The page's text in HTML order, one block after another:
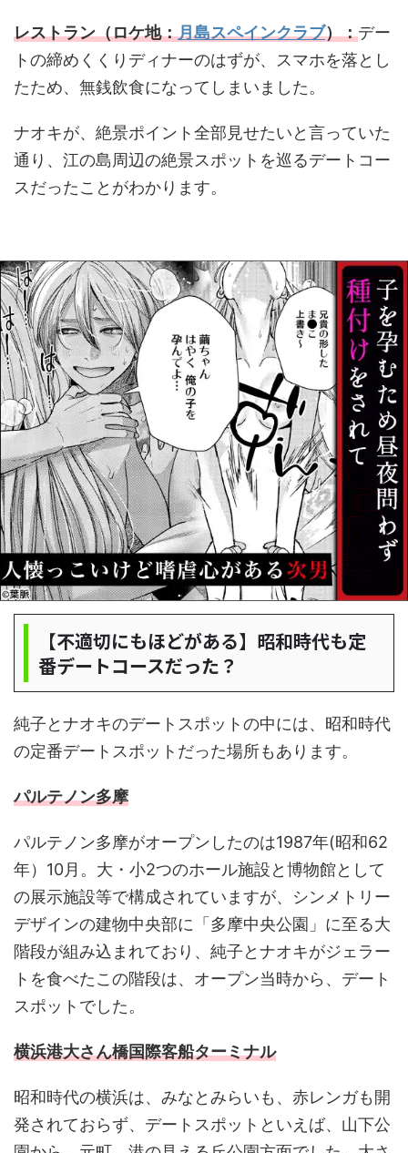
レストラン（ロケ地：月島スペインクラブ）：デー
トの締めくくりディナーのはずが、スマホを落とし
たため、無銭飲食になってしまいました。
ナオキが、絶景ポイント全部見せたいと言っていた
通り、江の島周辺の絶景スポットを巡るデートコー
スだったことがわかります。
【不適切にもほどがある】昭和時代も定
番デートコースだった？
純子とナオキのデートスポットの中には、昭和時代
の定番デートスポットだった場所もあります。
パルテノン多摩
パルテノン多摩がオープンしたのは1987年(昭和62
年）10月。大・小2つのホール施設と博物館として
の展示施設等で構成されていますが、シンメトリー
デザインの建物中央部に「多摩中央公園」に至る大
階段が組み込まれており、純子とナオキがジェラー
トを食べたこの階段は、オープン当時から、デート
スポットでした。
横浜港大さん橋国際客船ターミナル
昭和時代の横浜は、みなとみらいも、赤レンガも開
発されておらず、デートスポットといえば、山下公